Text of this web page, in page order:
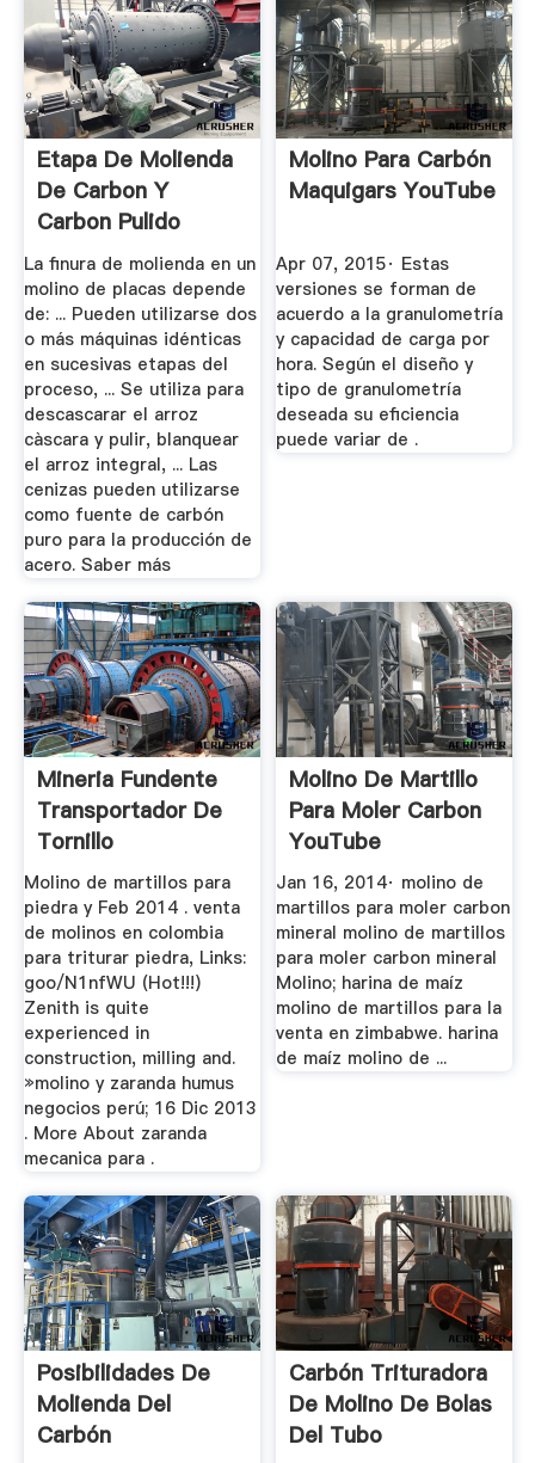
Etapa De Molienda
De Carbon Y
Carbon Pulido
Molino
La finura de molienda en un
molino de placas depende
de: ... Pueden utilizarse dos
o más máquinas idénticas
en sucesivas etapas del
proceso, ... Se utiliza para
descascarar el arroz
càscara y pulir, blanquear
el arroz integral, ... Las
cenizas pueden utilizarse
como fuente de carbón
puro para la producción de
acero. Saber más
Molino Para Carbón
Maquigars YouTube
Apr 07, 2015· Estas
versiones se forman de
acuerdo a la granulometría
y capacidad de carga por
hora. Según el diseño y
tipo de granulometría
deseada su eficiencia
puede variar de .
Mineria Fundente
Transportador De
Tornillo
Molino de martillos para
piedra y Feb 2014 . venta
de molinos en colombia
para triturar piedra, Links:
goo/N1nfWU (Hot!!!)
Zenith is quite
experienced in
construction, milling and.
»molino y zaranda humus
negocios perú; 16 Dic 2013
. More About zaranda
mecanica para .
Molino De Martillo
Para Moler Carbon
YouTube
Jan 16, 2014· molino de
martillos para moler carbon
mineral molino de martillos
para moler carbon mineral
Molino; harina de maíz
molino de martillos para la
venta en zimbabwe. harina
de maíz molino de ...
Posibilidades De
Molienda Del
Carbón
Carbón Trituradora
De Molino De Bolas
Del Tubo